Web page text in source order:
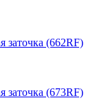
заточка (662RF)
заточка (673RF)